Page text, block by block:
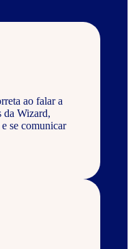
ao falar a
da Wizard,
se comunicar